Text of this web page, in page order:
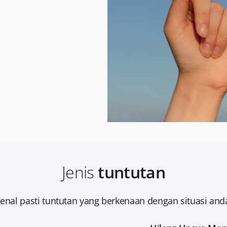
Jenistuntutan
pasti tuntutan yang berkenaan dengan situasi